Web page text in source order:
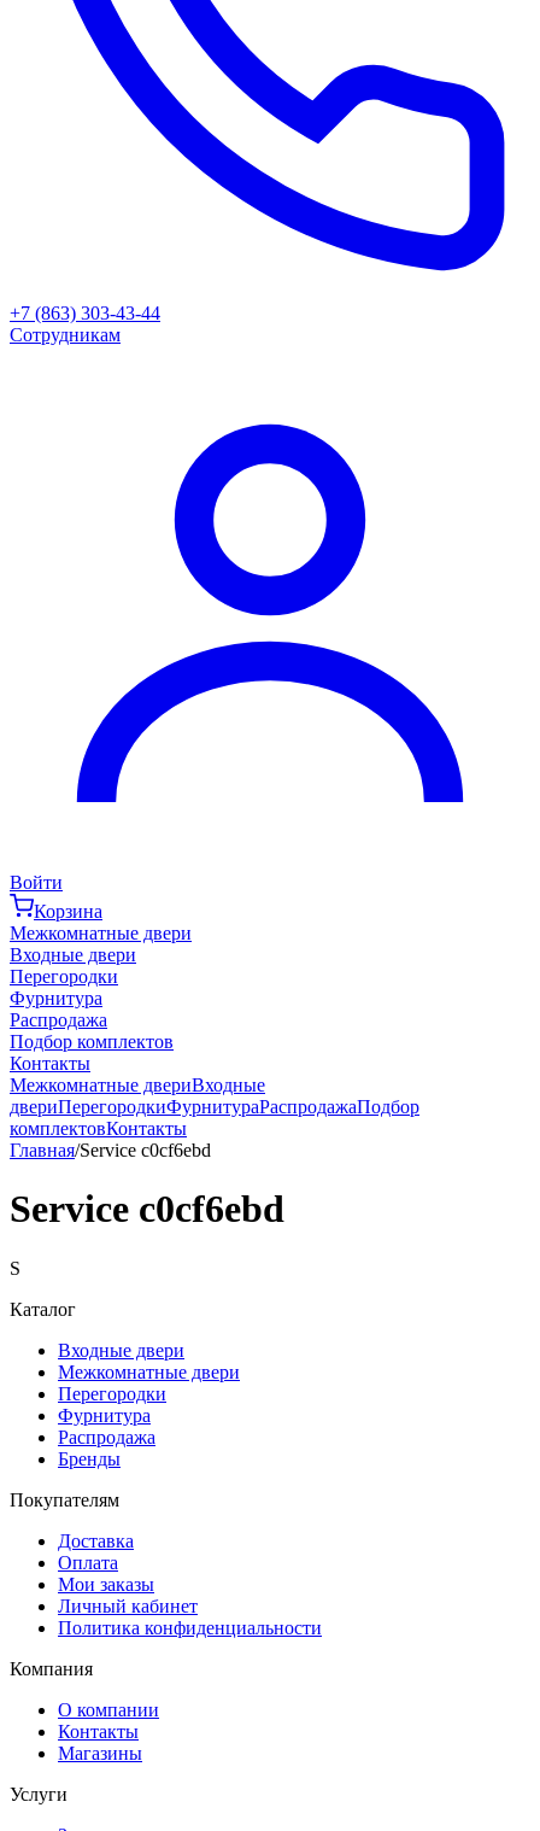
+7 (863) 303-43-44
Сотрудникам
Войти
Корзина
Межкомнатные двери
Входные двери
Перегородки
Фурнитура
Распродажа
Подбор комплектов
Контакты
Межкомнатные двериВходные
двериПерегородкиФурнитураРаспродажаПодбор
комплектовКонтакты
Главная/Service c0cf6ebd
Service c0cf6ebd
S
Каталог
Входные двери
Межкомнатные двери
Перегородки
Фурнитура
Распродажа
Бренды
Покупателям
Доставка
Оплата
Мои заказы
Личный кабинет
Политика конфиденциальности
Компания
О компании
Контакты
Магазины
Услуги